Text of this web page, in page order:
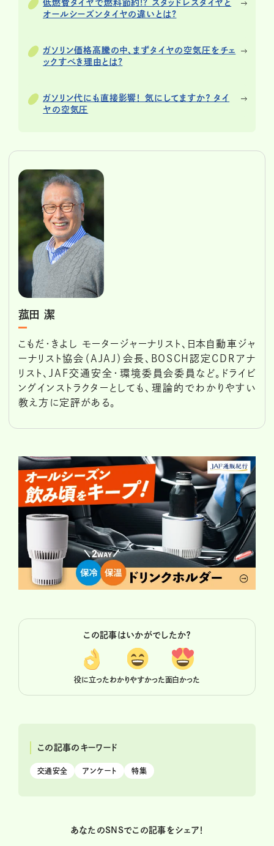
低燃費タイヤで燃料節約!? スタッドレスタイヤと
オールシーズンタイヤの違いとは?
ガソリン価格高騰の中、まずタイヤの空気圧をチェ
ックすべき理由とは?
ガソリン代にも直接影響！ 気にしてますか？ タイ
ヤの空気圧
菰田 潔
こもだ・きよし モータージャーナリスト、日本自動車ジャ
ーナリスト協会（AJAJ）会長、BOSCH認定CDRアナ
リスト、JAF交通安全・環境委員会委員など。ドライビ
ングインストラクターとしても、理論的でわかりやすい
教え方に定評がある。
この記事はいかがでしたか？
役に立ったわかりやすかった面白かった
この記事のキーワード
交通安全 アンケート 特集
あなたのSNSでこの記事をシェア！